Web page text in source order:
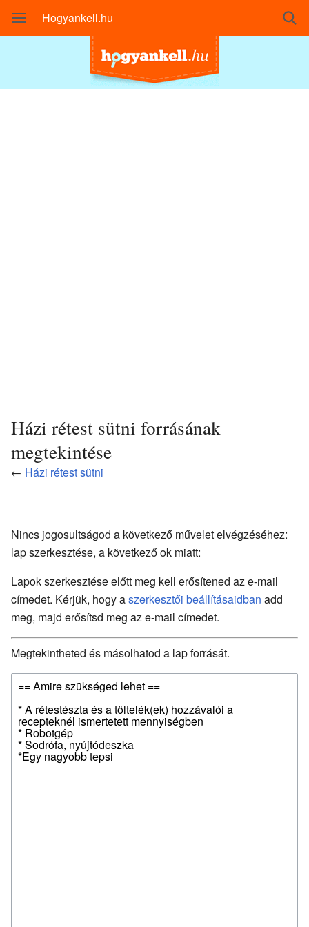
Hogyankell.hu
Házi rétest sütni forrásának
megtekintése
← Házi rétest sütni
Nincs jogosultságod a következő művelet elvégzéséhez:
lap szerkesztése, a következő ok miatt:
Lapok szerkesztése előtt meg kell erősítened az e-mail
címedet. Kérjük, hogy aszerkesztői beállításaidban add
meg, majd erősítsd meg az e-mail címedet.
Megtekintheted és másolhatod a lap forrását.